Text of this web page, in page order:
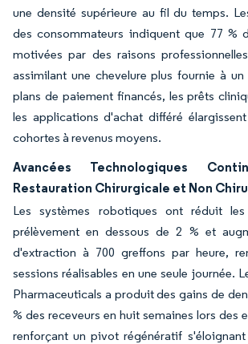
une densité supérieure au fil du temps.
des consommateurs indiquent que 77 %
motivées par des raisons
assimilant une chevelure plus fournie à
plans de paiement financés, les prêts
les applications d'achat différé
cohortes à revenus moyens.
Avancées Technologiques
Restauration Chirurgicale et Non
Les systèmes robotiques ont réduit
prélèvement en dessous de 2 % et
d'extraction à 700 greffons par heure,
sessions réalisables en une seule journée.
Pharmaceuticals a produit des gains de
% des receveurs en huit semaines lors des
renforçant un pivot régénératif